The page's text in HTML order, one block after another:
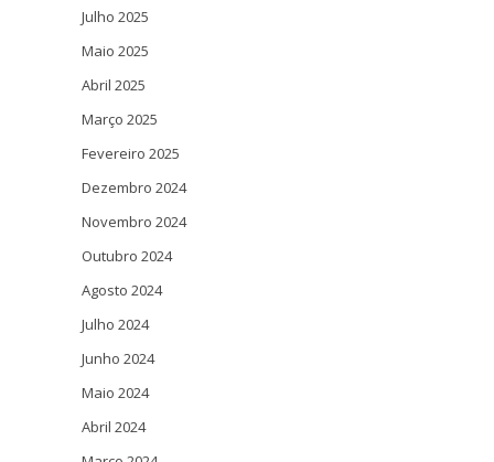
Julho 2025
Maio 2025
Abril 2025
Março 2025
Fevereiro 2025
Dezembro 2024
Novembro 2024
Outubro 2024
Agosto 2024
Julho 2024
Junho 2024
Maio 2024
Abril 2024